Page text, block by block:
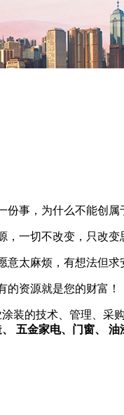
份事，为什么不能创属
，一切不改变，只改变
太麻烦，有想法但求
的资源就是您的财富！
装的技术、管理、采
五金家电、门窗、